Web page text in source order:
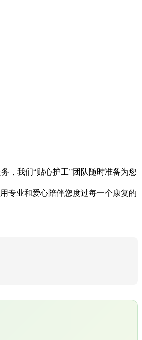
，我们“贴心护工”团队随时准备为您
专业和爱心陪伴您度过每一个康复的